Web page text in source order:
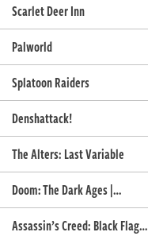
Scarlet Deer Inn
Palworld
Splatoon Raiders
Denshattack!
The Alters: Last Variable
Doom: The Dark Ages |…
Assassin’s Creed: Black Flag…